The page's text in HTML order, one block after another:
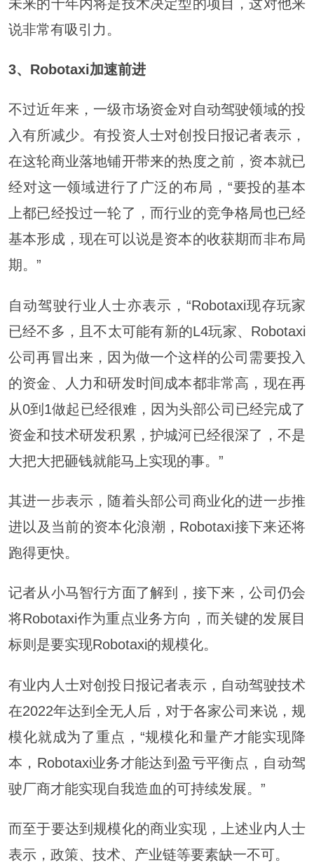
未来的十年内将是技术决定型的项目，这对他来
说非常有吸引力。
3、 Robotaxi加速前进
不过近年来，一级市场资金对自动驾驶领域的投
入有所减少。有投资人士对创投日报记者表示，
在这轮商业落地铺开带来的热度之前，资本就已
经对这一领域进行了广泛的布局，“要投的基本
上都已经投过一轮了，而行业的竞争格局也已经
基本形成，现在可以说是资本的收获期而非布局
期。”
自动驾驶行业人士亦表示，“Robotaxi现存玩家
已经不多，且不太可能有新的L4玩家、Robotaxi
公司再冒出来，因为做一个这样的公司需要投入
的资金、人力和研发时间成本都非常高，现在再
从0到1做起已经很难，因为头部公司已经完成了
资金和技术研发积累，护城河已经很深了，不是
大把大把砸钱就能马上实现的事。”
其进一步表示，随着头部公司商业化的进一步推
进以及当前的资本化浪潮，Robotaxi接下来还将
跑得更快。
记者从小马智行方面了解到，接下来，公司仍会
将Robotaxi作为重点业务方向，而关键的发展目
标则是要实现Robotaxi的规模化。
有业内人士对创投日报记者表示，自动驾驶技术
在2022年达到全无人后，对于各家公司来说，规
模化就成为了重点，“规模化和量产才能实现降
本，Robotaxi业务才能达到盈亏平衡点，自动驾
驶厂商才能实现自我造血的可持续发展。”
而至于要达到规模化的商业实现，上述业内人士
表示，政策、技术、产业链等要素缺一不可。